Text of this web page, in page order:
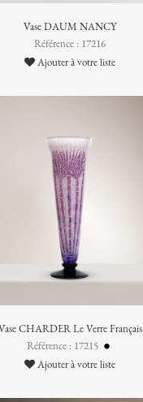
Vase DAUM NANCY
Référence : 17216
Ajouter à votre liste
CHARDER Le Verre Français
Référence : 17215
Ajouter à votre liste